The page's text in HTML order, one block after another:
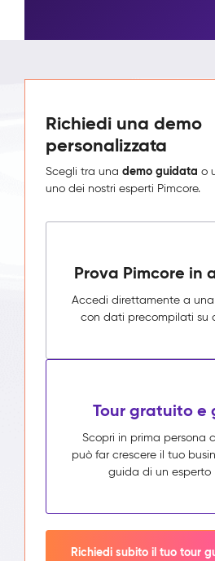
Richiedi una demo
personalizzata
Scegli tra una demo guidata o
uno dei nostri esperti Pimcore.
Prova Pimcore in
Accedi direttamente a una
con dati precompilati su
Tour gratuito e
Scopri in prima persona
può far crescere il tuo
guida di un esperto
Richiedi subito il tuo tour